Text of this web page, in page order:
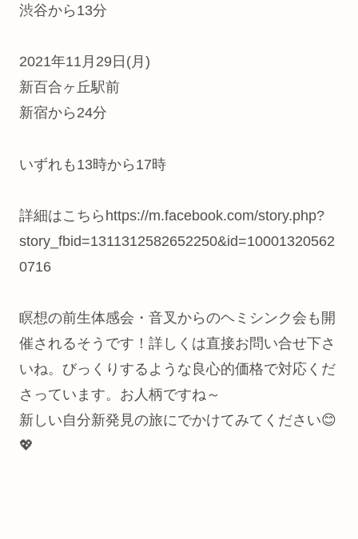
渋谷から13分
2021年11月29日(月)
新百合ヶ丘駅前
新宿から24分
いずれも13時から17時
詳細はこちらhttps://m.facebook.com/story.php?
story_fbid=1311312582652250&id=10001320562
0716
瞑想の前生体感会・音叉からのヘミシンク会も開
催されるそうです！詳しくは直接お問い合せ下さ
いね。びっくりするような良心的価格で対応くだ
さっています。お人柄ですね～
新しい自分新発見の旅にでかけてみてください😊
💖